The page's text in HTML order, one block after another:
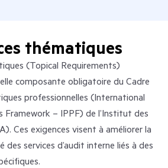
thématiques
(Topical Requirements)
composante obligatoire du Cadre
professionnelles (International
Framework – IPPF) de l’Institut des
Ces exigences visent à améliorer la
des services d’audit interne liés à des